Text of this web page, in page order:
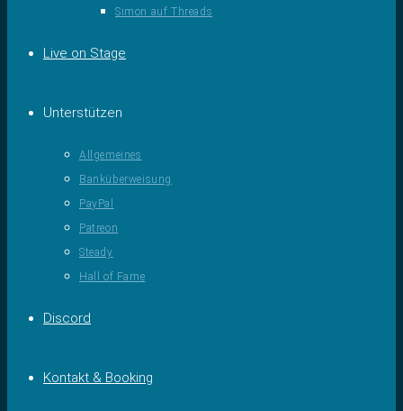
Simon auf Threads
Live on Stage
Unterstützen
Allgemeines
Banküberweisung
PayPal
Patreon
Steady
Hall of Fame
Discord
Kontakt & Booking